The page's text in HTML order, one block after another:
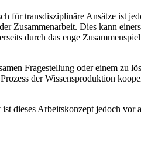
für transdisziplinäre Ansätze ist
Zusammen­arbeit. Dies kann
durch das enge
Frage­stellung oder einem zu
der Wissens­produktion
dieses Arbeitskonzept jedoch vor